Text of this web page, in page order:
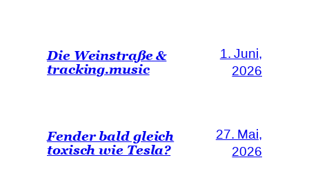
Die Weinstraße &
tracking.music
1. Juni,
2026
Fender bald gleich
toxisch wie Tesla?
27. Mai,
2026